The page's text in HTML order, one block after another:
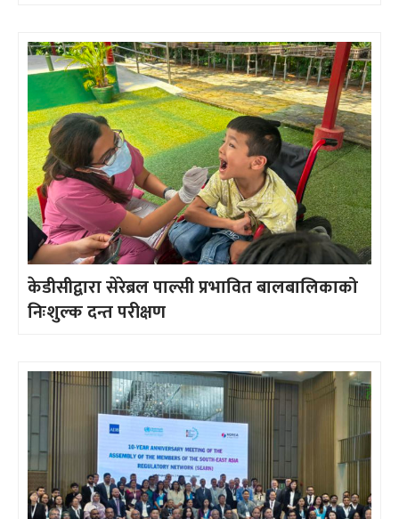
केडीसीद्वारा सेरेब्रल पाल्सी प्रभावित बालबालिकाको
निःशुल्क दन्त परीक्षण